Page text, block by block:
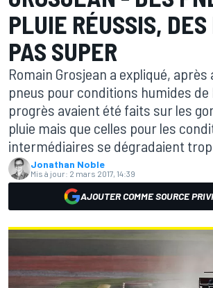
PLUIE RÉUSSIS,
PAS SUPER
Romain Grosjean a expliqué,
pneus pour conditions humides de
progrès avaient été faits sur les
pluie mais que celles pour les
intermédiaires se dégradaient trop
Jonathan Noble
Mis à jour: 2 mars 2017, 14:39
AJOUTER COMME SOURCE